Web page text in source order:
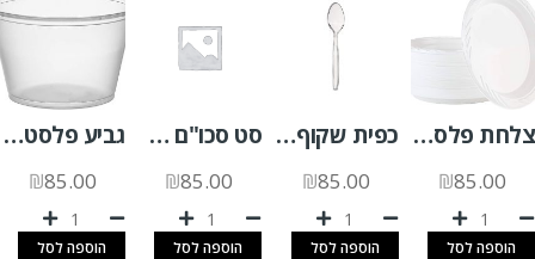
צלחת פלסטיק "9 לבן 50 יח'
₪85.00
הוספה לסל
כפית שקוף מהודר 50 יח'
₪85.00
הוספה לסל
סט סכו"ם ארוז 5 פריטים קרם 500 יח'
₪85.00
הוספה לסל
גביע פלסטיק לרוטב שקוף 4OZ א.2500 יח'
₪85.00
הוספה לסל